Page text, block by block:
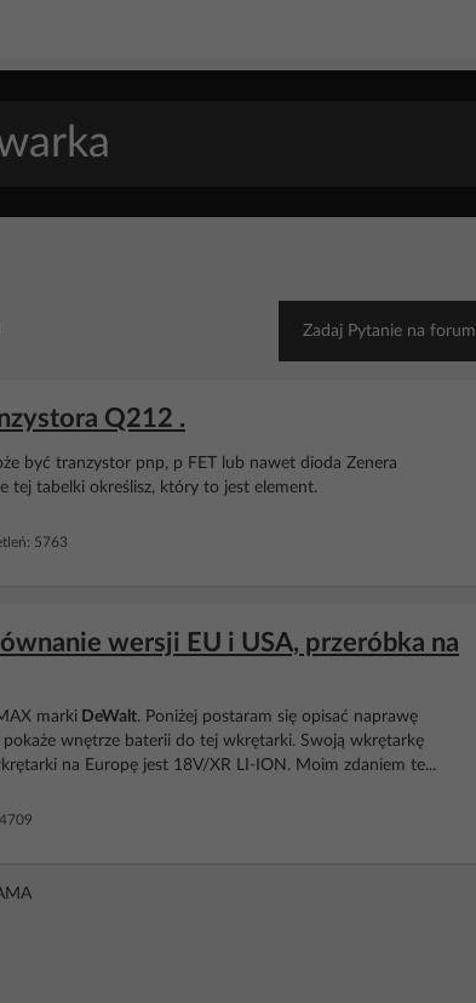
Zadaj Pytanie na forum
Q212 .
być tranzystor pnp, p FET lub nawet dioda Zenera
tej tabelki określisz, który to jest element.
5763
wersji EU i USA, przeróbka na
marki DeWalt. Poniżej postaram się opisać naprawę
wnętrze baterii do tej wkrętarki. Swoją wkrętarkę
na Europę jest 18V/XR LI-ION. Moim zdaniem te...